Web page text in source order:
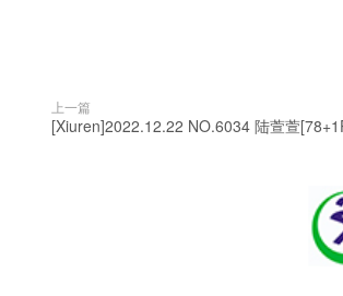
上一篇
[Xiuren]2022.12.22 NO.6034 陆萱萱